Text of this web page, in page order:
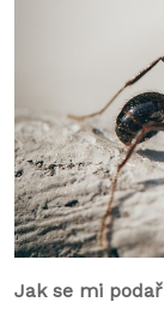
Jak se mi